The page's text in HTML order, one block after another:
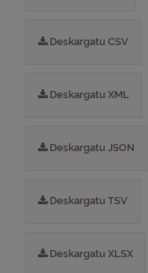
Deskargatu CSV
Deskargatu XML
Deskargatu JSON
Deskargatu TSV
Deskargatu XLSX